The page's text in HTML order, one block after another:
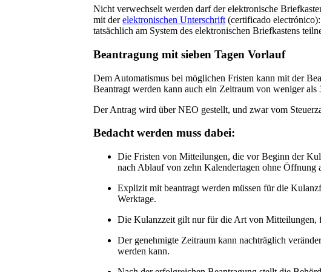
Nicht verwechselt werden darf der elektronische
mit derelektronischen Unterschrift (certificado
tatsächlich am System des elektronischen Briefkastens
Beantragung mit sieben Tagen Vorlauf
Dem Automatismus bei möglichen Fristen kann mit der
Beantragt werden kann auch ein Zeitraum von weniger
Der Antrag wird über NEO gestellt, und zwar vom
Bedacht werden muss dabei:
Die Fristen von Mitteilungen, die vor Beginn der
nach Ablauf von zehn Kalendertagen ohne Öffnung
Explizit mit beantragt werden müssen für die
Werktage.
Die Kulanzzeit gilt nur für die Art von Mitteilungen,
Der genehmigte Zeitraum kann nachträglich
werden kann.